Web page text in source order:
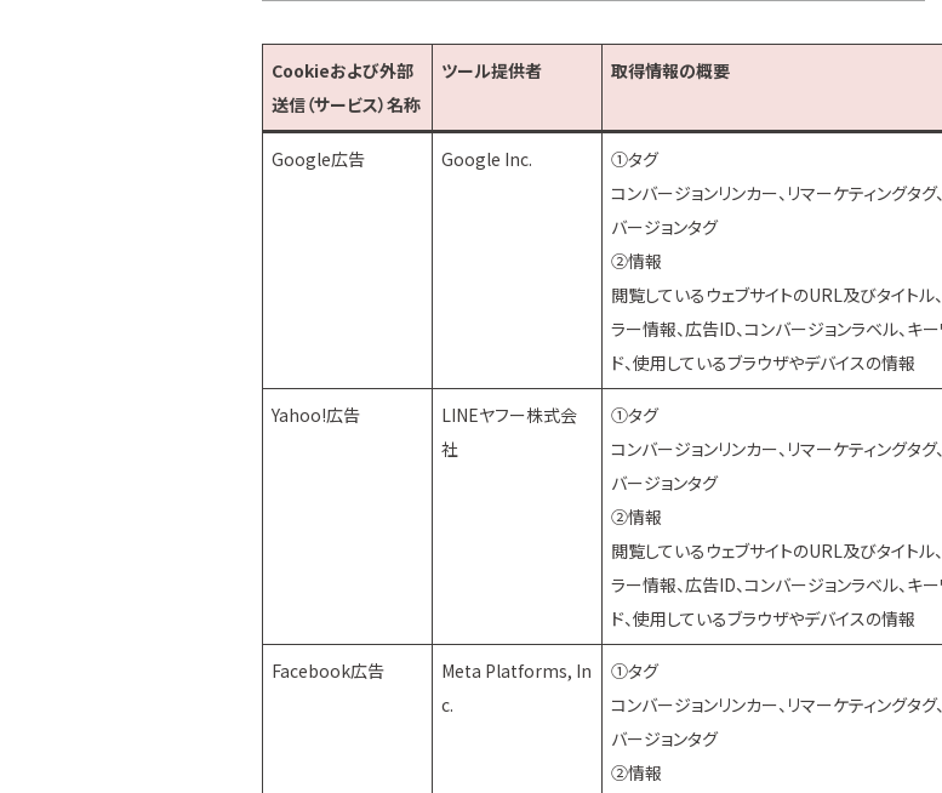
Cookieおよび外部
送信（サービス）名称
ツール提供者 取得情報の概要
Google広告 Google Inc.
①タグ
コンバージョンリンカー、リマーケティングタグ
バージョンタグ
②情報
閲覧しているウェブサイトのURL及びタイトル
ラー情報、広告ID、コンバージョンラベル、キ
ド、使用しているブラウザやデバイスの情報
Yahoo!広告
LINEヤフー株式会
社
①タグ
コンバージョンリンカー、リマーケティングタグ
バージョンタグ
②情報
閲覧しているウェブサイトのURL及びタイトル
ラー情報、広告ID、コンバージョンラベル、キ
ド、使用しているブラウザやデバイスの情報
Facebook広告
Meta Platforms, In
c.
①タグ
コンバージョンリンカー、リマーケティングタグ
バージョンタグ
②情報